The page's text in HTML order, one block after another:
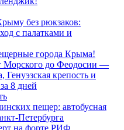
без рюкзаков:
с палатками и
города Крыма!
Морского до Феодосии —
Генуэзская крепость и
8 дней
пещер: автобусная
Петербурга
на форте РИФ